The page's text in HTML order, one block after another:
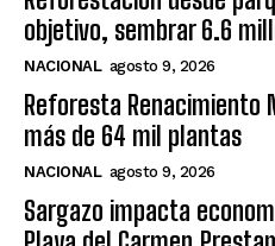
objetivo, sembrar 6.6
NACIONAL agosto 9, 2026
Reforesta Renacimiento
más de 64 mil plantas
NACIONAL agosto 9, 2026
Sargazo impacta